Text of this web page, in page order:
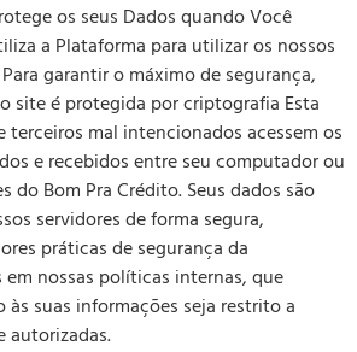
os seus Dados quando Você
a Plataforma para utilizar os nossos
Para garantir o máximo de segurança,
site é protegida por criptografia Esta
terceiros mal intencionados acessem os
e recebidos entre seu computador ou
do Bom Pra Crédito. Seus dados são
servidores de forma segura,
práticas de segurança da
nossas políticas internas, que
às suas informações seja restrito a
autorizadas.